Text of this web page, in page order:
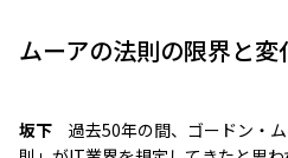
ムーアの法則の限界と変
坂下 過去50年の間、ゴードン・